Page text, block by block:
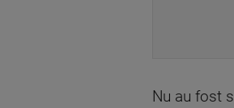
Nu au fost